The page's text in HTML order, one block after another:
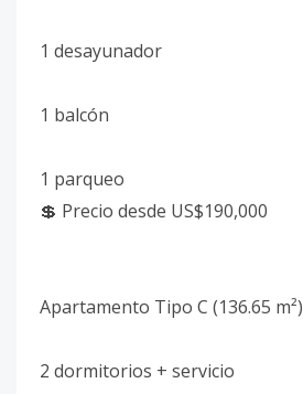
1 desayunador
1 balcón
1 parqueo
💲 Precio desde US$190,000
Apartamento Tipo C (136.65 m²)
2 dormitorios + servicio